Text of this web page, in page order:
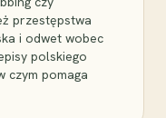
przestępstwa
i odwet wobec
polskiego
czym pomaga